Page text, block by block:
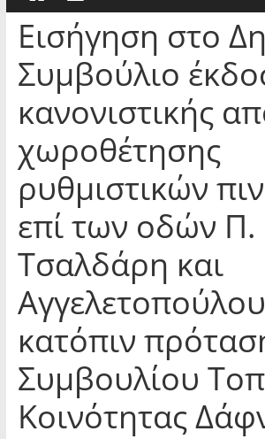
Εισήγηση στο
Συμβούλιο
κανονιστικής
χωροθέτησης
ρυθμιστικών
επί των οδών Π.
Τσαλδάρη και
κατόπιν
Συμβουλίου
Κοινότητας